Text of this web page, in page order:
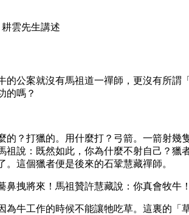
雲先生講述
公案就沒有馬祖道一禪師，更沒有所謂
的嗎？
？打獵的。用什麼打？弓箭。一箭射幾
說：既然如此，你為什麼不射自己？獵
這個獵者便是後來的石鞏慧藏禪師。
拽將來！馬祖贊許慧藏說：你真會牧牛！
牛工作的時候不能讓牠吃草。這裏的「